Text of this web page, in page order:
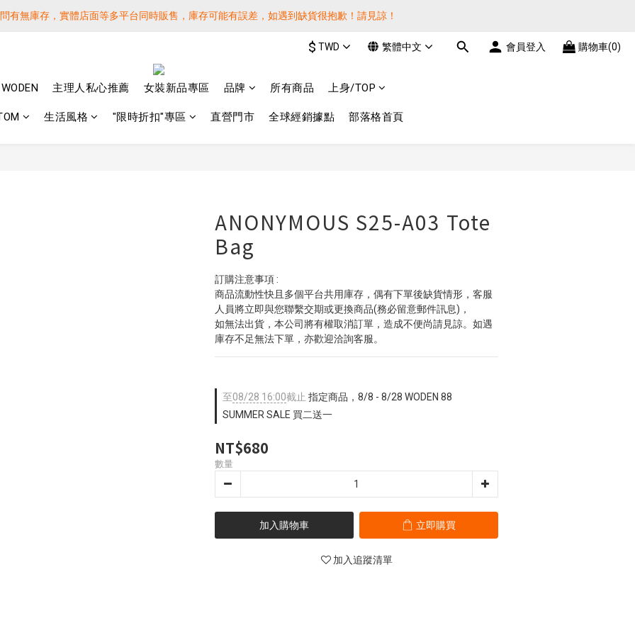
有無庫存，實體店面等多平台同時販售，庫存可能有誤差，如遇到缺貨很抱歉！請見諒！
有無庫存，實體店面等多平台同時販售，庫存可能有誤差，如遇到缺貨很抱歉！請見諒！
有無庫存，實體店面等多平台同時販售，庫存可能有誤差，如遇到缺貨很抱歉！請見諒！
$ TWD 繁體中文 會員登入 購物車(0)
WODEN 主理人私心推薦 女裝新品專區 品牌 所有商品 上身/TOP
生活風格 "限時折扣"專區 直營門市 全球經銷據點 部落格首頁
ANONYMOUS S25-A03 Tote
Bag
訂購注意事項 :
商品流動性快且多個平台共用庫存，偶有下單後缺貨情形，客服
人員將立即與您聯繫交期或更換商品(務必留意郵件訊息)，
如無法出貨，本公司將有權取消訂單，造成不便尚請見諒。如遇
庫存不足無法下單，亦歡迎洽詢客服。
至08/28 16:00截止 指定商品，8/8 - 8/28 WODEN 88
SUMMER SALE 買二送一
NT$680
數量
加入購物車 立即購買
加入追蹤清單